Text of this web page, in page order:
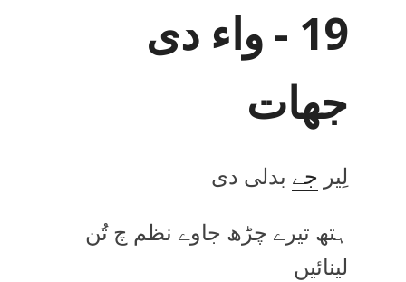
19 - واء دی
جھات
لِیر جے بدلی دی
ہتھ تیرے چڑھ جاوے نظم چ تُن
لینائیں